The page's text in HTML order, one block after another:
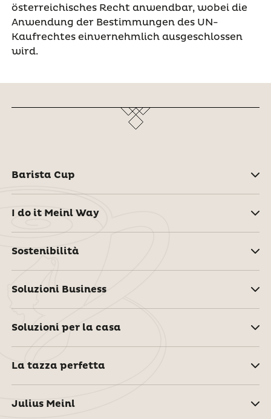
österreichisches Recht anwendbar, wobei die
Anwendung der Bestimmungen des UN-
Kaufrechtes einvernehmlich ausgeschlossen
wird.
Barista Cup
I do it Meinl Way
Sostenibilità
Soluzioni Business
Soluzioni per la casa
La tazza perfetta
Julius Meinl